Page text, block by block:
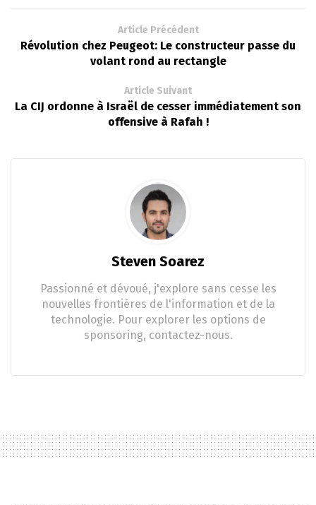
Article Précédent
Révolution chez Peugeot: Le constructeur passe du
volant rond au rectangle
Article Suivant
La CIJ ordonne à Israël de cesser immédiatement son
offensive à Rafah !
Steven Soarez
Passionné et dévoué, j'explore sans cesse les
nouvelles frontières de l'information et de la
technologie. Pour explorer les options de
sponsoring, contactez-nous.